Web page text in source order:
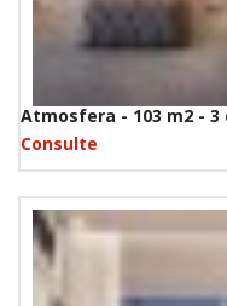
Atmosfera - 103 m2 -
Consulte